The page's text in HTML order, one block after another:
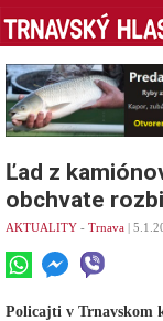
Ľad z
obchvate
AKTUALITY - Trnava |
Policajti v Trnavskom